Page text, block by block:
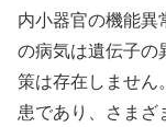
内小器官の機能異
の病気は遺伝子の
策は存在しません
患であり、さまざ